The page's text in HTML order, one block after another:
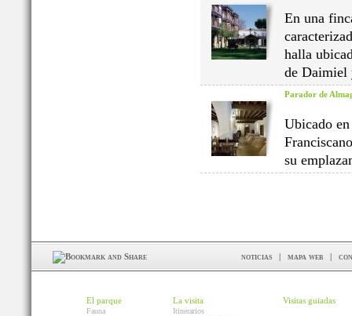
En una
halla
de Daimiel
Parador de
Ubicado
su
noticias | mapa web |
El parque
Fauna
La visita
Itinerarios
Visitas guiadas